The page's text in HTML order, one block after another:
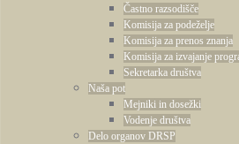
Častno razsodišče
Komisija za podeželje
Komisija za prenos znanja
Komisija za izvajanje
Sekretarka društva
Naša pot
Mejniki in dosežki
Vodenje društva
Delo organov DRSP